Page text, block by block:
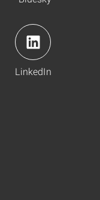
LinkedIn